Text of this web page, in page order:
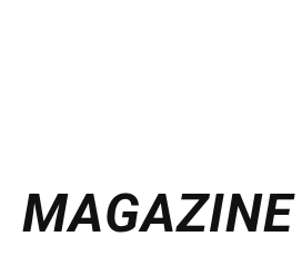
MAGAZINE